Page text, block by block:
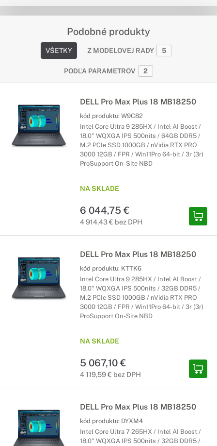
Podobné produkty
VŠETKY Z MODELOVEJ RADY 5
PODĽA PARAMETROV 2
DELL Pro Max Plus 18 MB18250
kód produktu: W9C82
Intel Core Ultra 9 285HX / Intel AI Boost /
18,0" WQXGA IPS 500nits / 64GB DDR5 /
M.2 PCIe SSD 1000GB / nVidia RTX PRO
3000 12GB / FPR / Win11Pro 64-bit / 3r (3r)
ProSupport On-Site NBD
NA SKLADE
6 044,75 €
4 914,43 € bez DPH
DELL Pro Max Plus 18 MB18250
kód produktu: KTTK6
Intel Core Ultra 9 285HX / Intel AI Boost /
18,0" WQXGA IPS 500nits / 32GB DDR5 /
M.2 PCIe SSD 1000GB / nVidia RTX PRO
3000 12GB / FPR / Win11Pro 64-bit / 3r (3r)
ProSupport On-Site NBD
NA SKLADE
5 067,10 €
4 119,59 € bez DPH
DELL Pro Max Plus 18 MB18250
kód produktu: DYXM4
Intel Core Ultra 7 265HX / Intel AI Boost /
18,0" WQXGA IPS 500nits / 32GB DDR5 /